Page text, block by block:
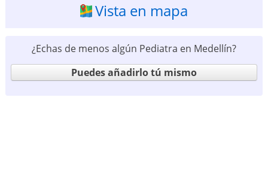
Vista en mapa
¿Echas de menos algún Pediatra en Medellín?
Puedes añadirlo tú mismo